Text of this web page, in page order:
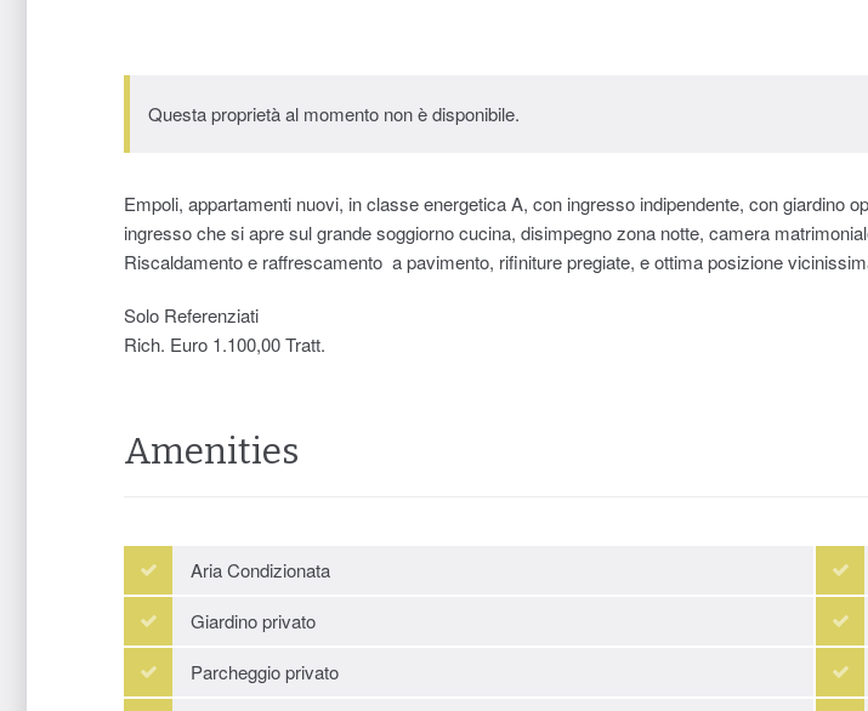
Questa proprietà al momento non è disponibile.
Empoli, appartamenti nuovi, in classe energetica A, con ingresso indipendente, con giardino
ingresso che si apre sul grande soggiorno cucina, disimpegno zona notte, camera
Riscaldamento e raffrescamento a pavimento, rifiniture pregiate, e ottima posizione
Solo Referenziati
Rich. Euro 1.100,00 Tratt.
Amenities
Aria Condizionata
Giardino privato
Parcheggio privato